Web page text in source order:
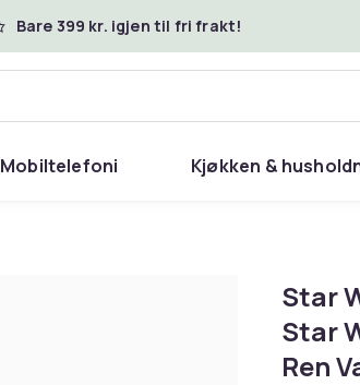
Bare 399 kr. igjen til fri frakt!
Mobiltelefoni Kjøkken &
Star
Star
Ren